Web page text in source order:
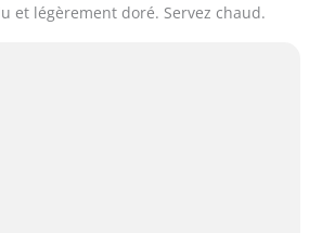
et légèrement doré. Servez chaud.